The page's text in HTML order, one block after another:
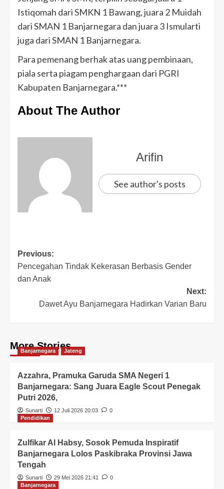
Istiqomah dari SMKN 1 Bawang, juara 2 Muidah
dari SMAN 1 Banjarnegara dan juara 3 Ismularti
juga dari SMAN 1 Banjarnegara.
Para pemenang berhak atas uang pembinaan,
piala serta piagam penghargaan dari PGRI
Kabupaten Banjarnegara.***
About The Author
Arifin
See author's posts
Previous:
Pencegahan Tindak Kekerasan Berbasis Gender
dan Anak
Next:
Dawet Ayu Banjarnegara Hadirkan Varian Baru
More Stories
Banjarnegara Jateng
Azzahra, Pramuka Garuda SMA Negeri 1
Banjarnegara: Sang Juara Eagle Scout Penegak
Putri 2026,
Sunarti 12 Juli 2026 20:03
0
Pendidikan
Zulfikar Al Habsy, Sosok Pemuda Inspiratif
Banjarnegara Lolos Paskibraka Provinsi Jawa
Tengah
Sunarti 29 Mei 2026 21:41
0
Banjarnegara